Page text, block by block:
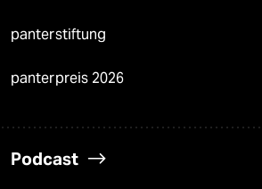
panterstiftung
panterpreis 2026
Podcast